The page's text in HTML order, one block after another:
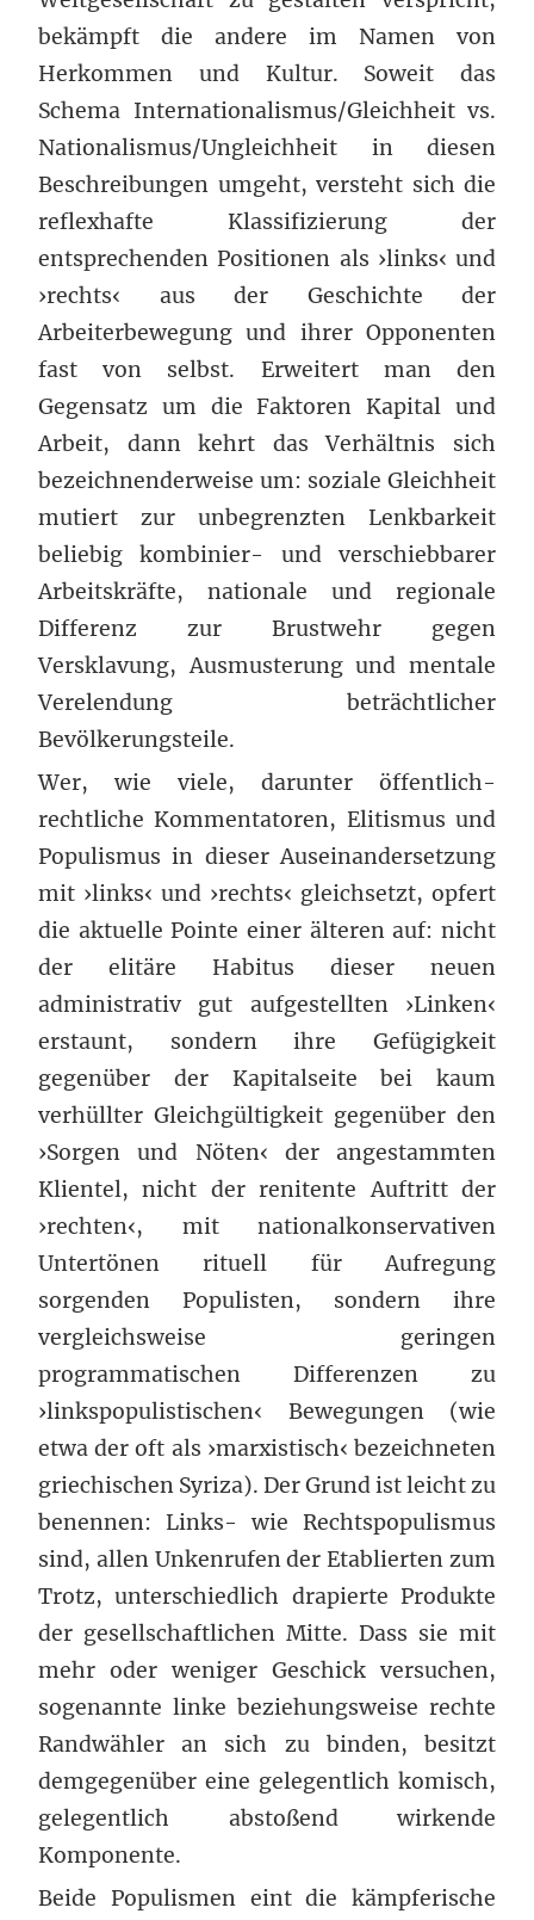
bekämpft die andere im Namen von
Herkommen und Kultur. Soweit das
Schema Internationalismus/Gleichheit vs.
Nationalismus/Ungleichheit in diesen
Beschreibungen umgeht, versteht sich die
reflexhafte Klassifizierung der
entsprechenden Positionen als ›links‹ und
›rechts‹ aus der Geschichte der
Arbeiterbewegung und ihrer Opponenten
fast von selbst. Erweitert man den
Gegensatz um die Faktoren Kapital und
Arbeit, dann kehrt das Verhältnis sich
bezeichnenderweise um: soziale Gleichheit
mutiert zur unbegrenzten Lenkbarkeit
beliebig kombinier- und verschiebbarer
Arbeitskräfte, nationale und regionale
Differenz zur Brustwehr gegen
Versklavung, Ausmusterung und mentale
Verelendung beträchtlicher
Bevölkerungsteile.
Wer, wie viele, darunter öffentlich-
rechtliche Kommentatoren, Elitismus und
Populismus in dieser Auseinandersetzung
mit ›links‹ und ›rechts‹ gleichsetzt, opfert
die aktuelle Pointe einer älteren auf: nicht
der elitäre Habitus dieser neuen
administrativ gut aufgestellten ›Linken‹
erstaunt, sondern ihre Gefügigkeit
gegenüber der Kapitalseite bei kaum
verhüllter Gleichgültigkeit gegenüber den
›Sorgen und Nöten‹ der angestammten
Klientel, nicht der renitente Auftritt der
›rechten‹, mit nationalkonservativen
Untertönen rituell für Aufregung
sorgenden Populisten, sondern ihre
vergleichsweise geringen
programmatischen Differenzen zu
›linkspopulistischen‹ Bewegungen (wie
etwa der oft als ›marxistisch‹ bezeichneten
griechischen Syriza). Der Grund ist leicht zu
benennen: Links- wie Rechtspopulismus
sind, allen Unkenrufen der Etablierten zum
Trotz, unterschiedlich drapierte Produkte
der gesellschaftlichen Mitte. Dass sie mit
mehr oder weniger Geschick versuchen,
sogenannte linke beziehungsweise rechte
Randwähler an sich zu binden, besitzt
demgegenüber eine gelegentlich komisch,
gelegentlich abstoßend wirkende
Komponente.
Beide Populismen eint die kämpferische